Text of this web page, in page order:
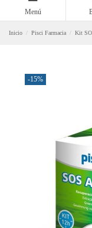
Menú
Inicio Pisci Farmacia Kit
-15%